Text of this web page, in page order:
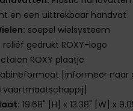
en een uittrekbaar handvat
soepel wielsysteem
reliëf gedrukt ROXY-logo
ROXY plaatje
[informeer naar
19.68" [H] x 13.38" [W] x